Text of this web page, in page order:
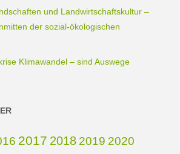
und Landwirtschaftskultur –
der sozial-ökologischen
Klimawandel – sind Auswege
2017 2018 2019 2020